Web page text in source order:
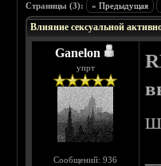
Страницы (3): « Предыдущая
Влияние сексуальной
Ganelon
упрт
Сообщений: 936